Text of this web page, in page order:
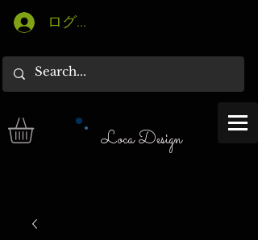
ログイン
Loca Design